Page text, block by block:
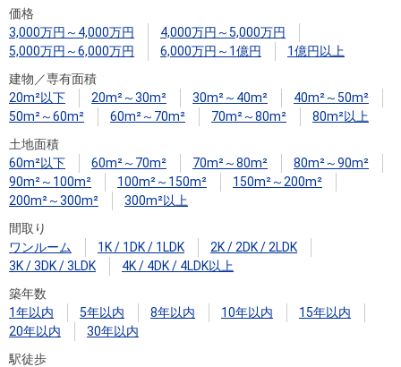
税金の本
（電子ブ
ック）
価格
3,000万円～4,000万円
4,000万円～5,000万円
5,000万円～6,000万円
6,000万円～1億円
1億円以上
建物／専有面積
20m²以下
20m²～30m² 30m²～40m²
40m²～50m²
50m²～60m²
60m²～70m² 70m²～80m²
80m²以上
土地面積
60m²以下
60m²～70m² 70m²～80m²
80m²～90m²
90m²～100m²
100m²～150m²
150m²～200m²
200m²～300m²
300m²以上
間取り
ワンルーム
1K / 1DK / 1LDK
2K / 2DK / 2LDK
3K / 3DK / 3LDK
4K / 4DK / 4LDK以上
築年数
1年以内
5年以内 8年以内 10年以内
15年以内
20年以内
30年以内
駅徒歩